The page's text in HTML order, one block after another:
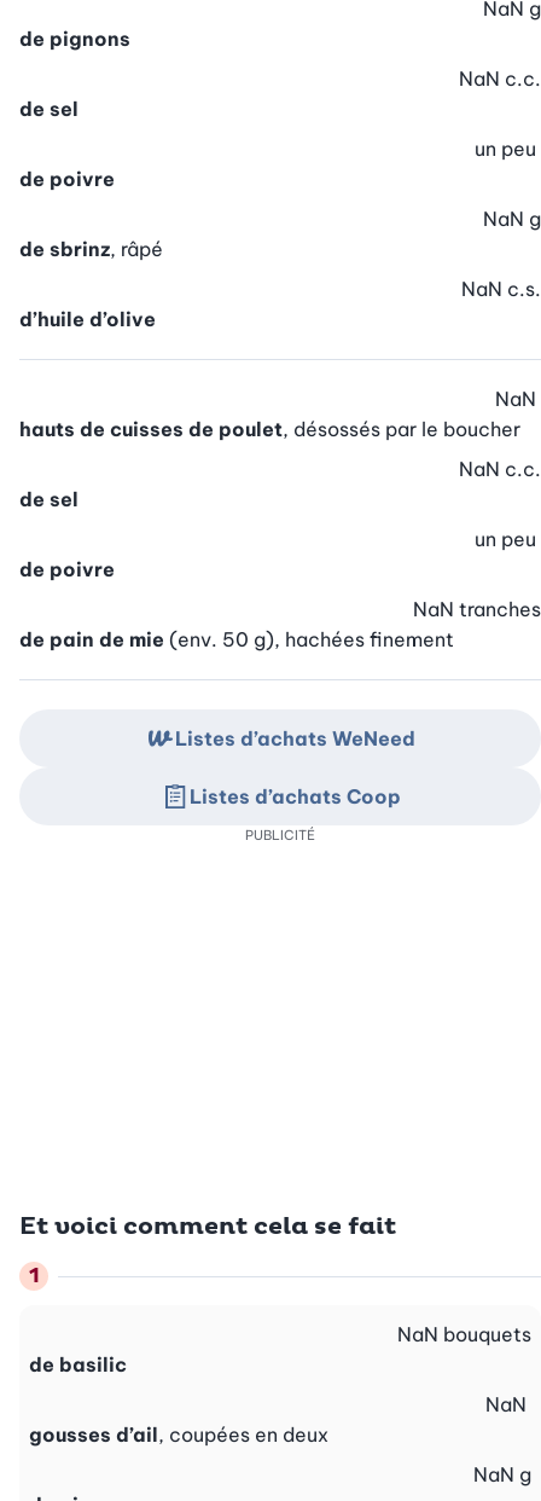
de pignons
NaN g
de sel
NaN c.c.
de poivre
un peu
de sbrinz, râpé
NaN g
d’huile d’olive
NaN c.s.
hauts de cuisses de poulet, désossés par le boucher
NaN
de sel
NaN c.c.
de poivre
un peu
de pain de mie (env. 50 g), hachées finement
NaN tranches
Et voici comment cela se fait
de basilic
NaN bouquets
gousses d’ail, coupées en deux
NaN
NaN g
Listes d’achats WeNeed
Listes d’achats Coop
PUBLICITÉ